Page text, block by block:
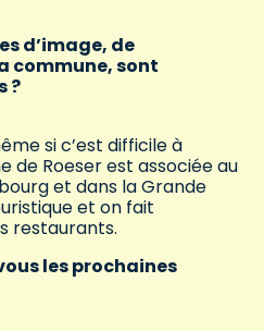
d’image, de
commune, sont
?
si c’est difficile à
de Roeser est associée au
et dans la Grande
et on fait
restaurants.
les prochaines